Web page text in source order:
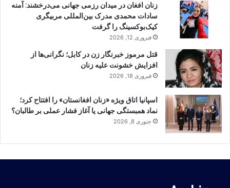
زنان افغان در میدان رزمی جهانی می‌درخشند: آمنه
سادات محمدی مدرک بین‌المللی مربیگری
کیک‌بوکسینگ را گرفت
فبروری 12, 2026
قتل مرموز خبرنگار زن در کابل؛ نگرانی‌ها از
افزایش خشونت علیه زنان
فبروری 18, 2026
اسپانیا اتاق ویژه «زنان افغانستان» را افتتاح کرد؛
نماد همبستگی جهانی یا آغاز فشار عملی بر طالبان؟
جنوری 8, 2026